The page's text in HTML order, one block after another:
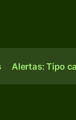
Alertas: Tipo